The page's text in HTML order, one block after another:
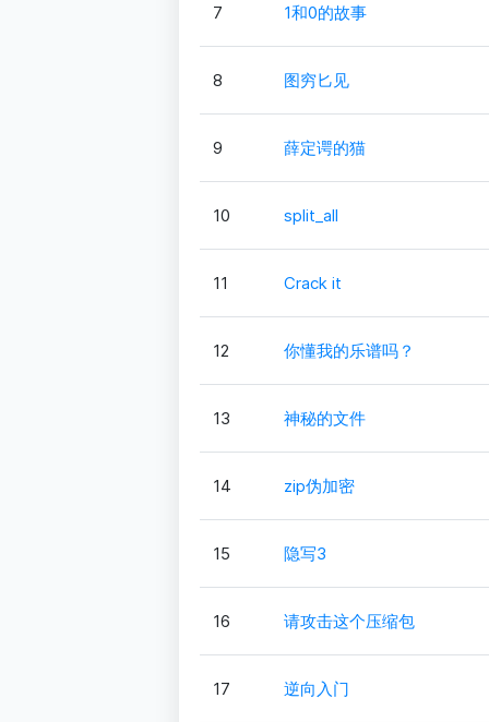
7 1和0的故事
8 图穷匕见
9 薛定谔的猫
10 split_all
11 Crack it
12 你懂我的乐谱吗？
13 神秘的文件
14 zip伪加密
15 隐写3
16 请攻击这个压缩包
17 逆向入门